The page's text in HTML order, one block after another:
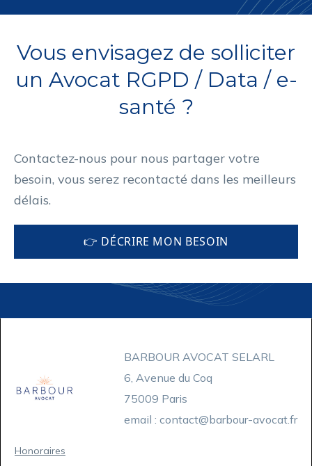
Vous envisagez de solliciter
un Avocat RGPD / Data / e-
santé ?
Contactez-nous pour nous partager votre
besoin, vous serez recontacté dans les meilleurs
délais.
👉 DÉCRIRE MON BESOIN
BARBOUR AVOCAT SELARL
6, Avenue du Coq
75009 Paris
email : contact@barbour-avocat.fr
Honoraires